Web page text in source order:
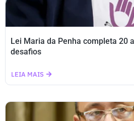
Lei Maria da Penha completa 20
desafios
LEIA MAIS